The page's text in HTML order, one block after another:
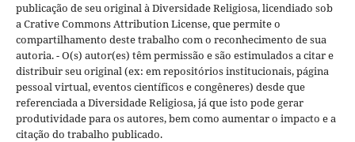
publicação de seu original à Diversidade Religiosa, licendiado sob
a Crative Commons Attribution License, que permite o
compartilhamento deste trabalho com o reconhecimento de sua
autoria. - O(s) autor(es) têm permissão e são estimulados a citar e
distribuir seu original (ex: em repositórios institucionais, página
pessoal virtual, eventos científicos e congêneres) desde que
referenciada a Diversidade Religiosa, já que isto pode gerar
produtividade para os autores, bem como aumentar o impacto e a
citação do trabalho publicado.